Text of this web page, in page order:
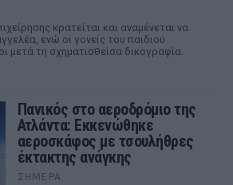
κρατείται και αναμένεται να
ενώ οι γονείς του παιδιού
μετά τη σχηματισθείσα δικογραφία.
Πανικός στο αεροδρόμιο της
Ατλάντα: Εκκενώθηκε
αεροσκάφος με τσουλήθρες
έκτακτης ανάγκης
ΣΉΜΕΡΑ